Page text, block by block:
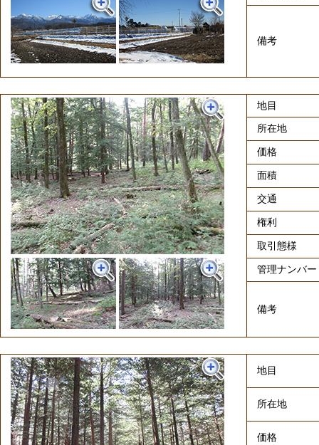
備考
地目
所在地
価格
面積
交通
権利
取引態様
管理ナンバー
備考
地目
所在地
価格